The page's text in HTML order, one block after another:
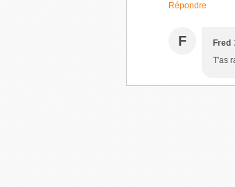
Répondre
F Fred
T'as